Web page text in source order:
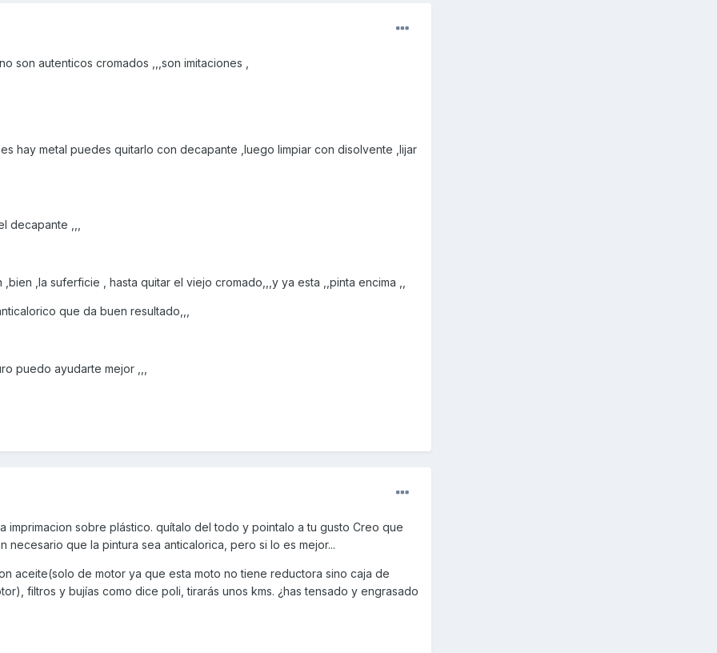
son autenticos cromados ,,,son imitaciones ,
hay metal puedes quitarlo con decapante ,luego limpiar con disolvente ,lijar
decapante ,,,
,la suferficie , hasta quitar el viejo cromado,,,y ya esta ,,pinta encima ,,
que da buen resultado,,,
puedo ayudarte mejor ,,,
imprimacion sobre plástico. quítalo del todo y pointalo a tu gusto Creo que
necesario que la pintura sea anticalorica, pero si lo es mejor...
aceite(solo de motor ya que esta moto no tiene reductora sino caja de
filtros y bujías como dice poli, tirarás unos kms. ¿has tensado y engrasado